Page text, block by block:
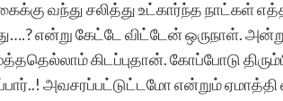
வந்து சலித்து உட்கார்ந்த நாட்கள்
என்று கேட்டே விட்டேன் ஒருநாள். அன்று
கிடப்புதான். கோப்போடு
அவசரப்பட்டுட்டமோ என்றும் ஏமாத்தி
இருக்கும்